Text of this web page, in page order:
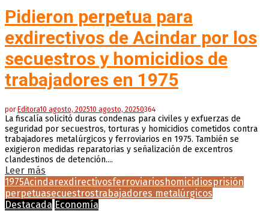
Pidieron perpetua para
exdirectivos de Acindar por los
secuestros y homicidios de
trabajadores en 1975
porEditora10 agosto, 202510 agosto, 20250364
La fiscalía solicitó duras condenas para civiles y exfuerzas de
seguridad por secuestros, torturas y homicidios cometidos contra
trabajadores metalúrgicos y ferroviarios en 1975. También se
exigieron medidas reparatorias y señalización de excentros
clandestinos de detención....
Leer más
1975Acindarexdirectivosferroviarioshomicidiosprisión
perpetuasecuestrostrabajadores metalúrgicos
Destacada Economía